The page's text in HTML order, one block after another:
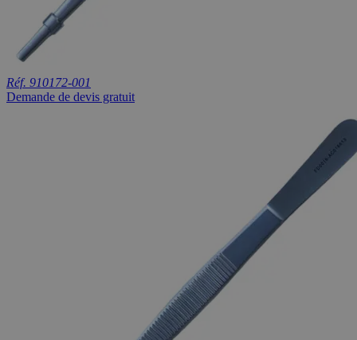
Réf. 910172-001
Demande de devis gratuit